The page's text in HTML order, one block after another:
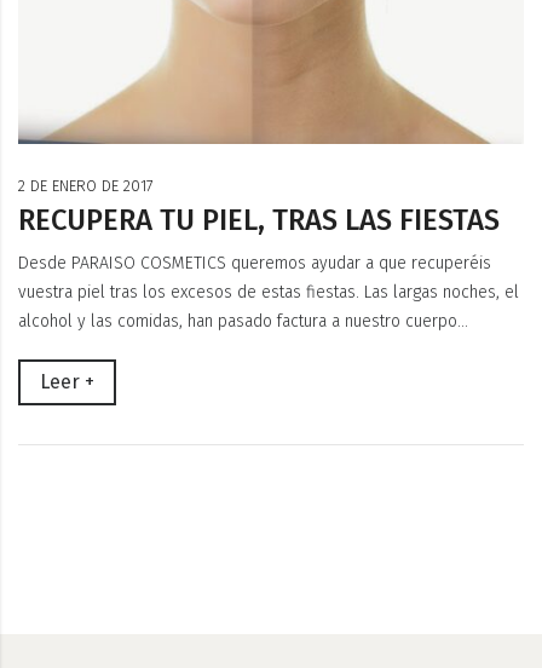
2 DE ENERO DE 2017
RECUPERA TU PIEL, TRAS LAS FIESTAS
Desde PARAISO COSMETICS queremos ayudar a que recuperéis
vuestra piel tras los excesos de estas fiestas. Las largas noches, el
alcohol y las comidas, han pasado factura a nuestro cuerpo…
Leer +